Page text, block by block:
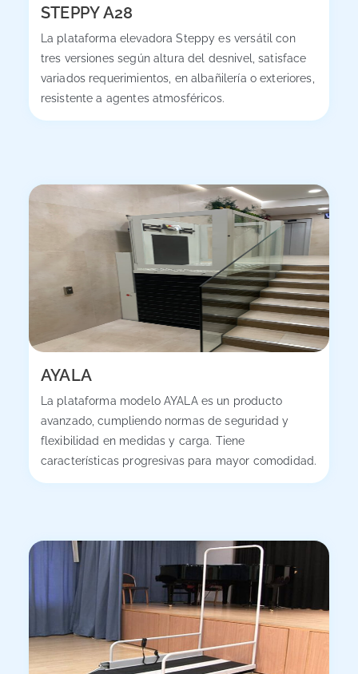
STEPPY A28
La plataforma elevadora Steppy es versátil con
tres versiones según altura del desnivel, satisface
variados requerimientos, en albañilería o exteriores,
resistente a agentes atmosféricos.
AYALA
La plataforma modelo AYALA es un producto
avanzado, cumpliendo normas de seguridad y
flexibilidad en medidas y carga. Tiene
características progresivas para mayor comodidad.